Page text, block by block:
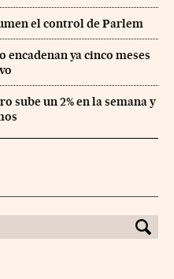
el control de Parlem
encadenan ya cinco meses
sube un 2% en la semana y